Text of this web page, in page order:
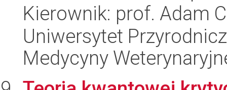
Kierownik: prof. Adam
Uniwersytet
Medycyny